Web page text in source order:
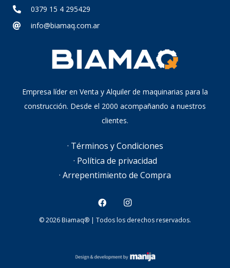
0379 15 4 295429
info@biamaq.com.ar
Empresa líder en Venta y Alquiler de maquinarias para la
construcción. Desde el 2000 acompañando a nuestros
clientes.
· Términos y Condiciones
· Política de privacidad
· Arrepentimiento de Compra
© 2026 Biamaq® | Todos los derechos reservados.